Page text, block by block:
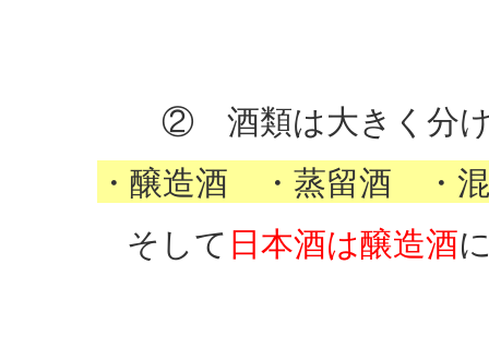
② 酒類は大きく分
・醸造酒 ・蒸留酒 ・
そして 日本酒は醸造酒